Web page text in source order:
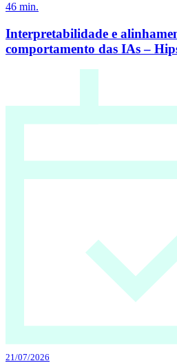
46 min.
Interpretabilidade e
comportamento das IAs –
21/07/2026